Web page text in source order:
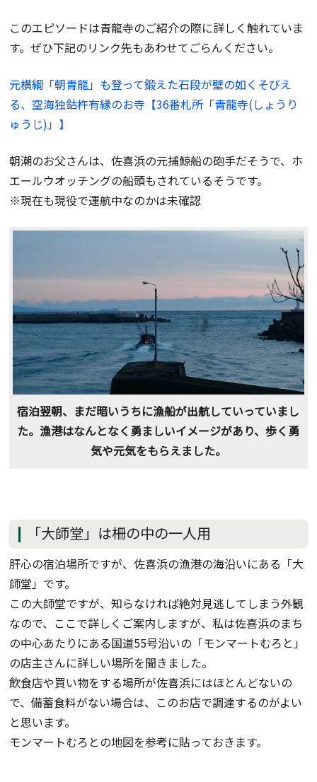
このエピソードは青龍寺のご紹介の際に詳しく触れていま
す。ぜひ下記のリンク先もあわせてごらんください。
元横綱「朝青龍」も登って鍛えた石段が壁の如くそびえ
る、空海独鈷杵有縁のお寺【36番札所「青龍寺(しょうり
ゅうじ)」】
朝潮のお父さんは、佐喜浜の元捕鯨船の砲手だそうで、ホ
エールウオッチングの船頭もされているそうです。
※現在も現役で運航中なのかは未確認
宿泊翌朝、まだ暗いうちに漁船が出航していっていまし
た。漁港はなんとなく勇ましいイメージがあり、歩く勇
気や元気をもらえました。
「大師堂」は柵の中の一人用
肝心の宿泊場所ですが、佐喜浜の漁港の海沿いにある「大
師堂」です。
この大師堂ですが、知らなければ絶対見逃してしまう外観
なので、ここで詳しくご案内しますが、私は佐喜浜のまち
の中心あたりにある国道55号沿いの「モンマートむろと」
の店主さんに詳しい場所を聞きました。
飲食店や買い物をする場所が佐喜浜にはほとんどないの
で、備蓄食料がない場合は、このお店で調達するのがよい
と思います。
モンマートむろとの地図を参考に貼っておきます。